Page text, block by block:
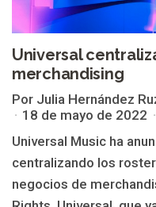
Universal
merchandising
Por Julia Hernández
18 de mayo de 2022
Universal Music ha
centralizando los
negocios de